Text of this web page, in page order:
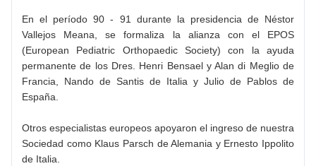
En el período 90 - 91 durante la presidencia de Néstor
Vallejos Meana, se formaliza la alianza con el EPOS
(European Pediatric Orthopaedic Society) con la ayuda
permanente de los Dres. Henri Bensael y Alan di Meglio de
Francia, Nando de Santis de Italia y Julio de Pablos de
España.
Otros especialistas europeos apoyaron el ingreso de nuestra
Sociedad como Klaus Parsch de Alemania y Ernesto Ippolito
de Italia.